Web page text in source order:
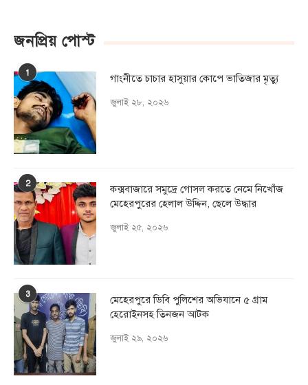
জনপ্রিয় পোস্ট
1 গাংনীতে চাচার হাসুয়ার কােপে ভাতিজার মৃত্যু
জুলাই ২৮, ২০২৬
2
কক্সবাজারে সমুদ্রে গোসল করতে নেমে নিখোঁজ
মেহেরপুরের হেলাল উদ্দিন, ছেলে উদ্ধার
জুলাই ২৫, ২০২৬
3
মেহেরপুরে ডিবি পুলিশের অভিযানে ৫ গ্রাম
হেরোইনসহ তিনজন আটক
জুলাই ২৯, ২০২৬